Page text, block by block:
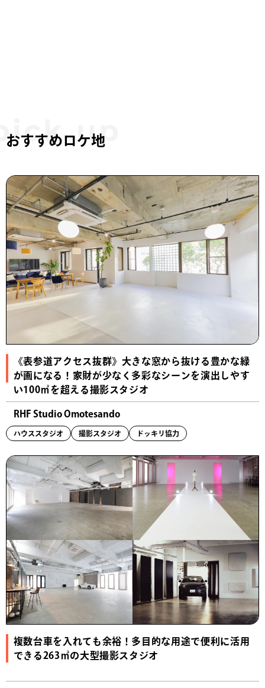
おすすめロケ地
《表参道アクセス抜群》大きな窓から抜ける豊かな緑
が画になる！家財が少なく多彩なシーンを演出しやす
い100㎡を超える撮影スタジオ
RHF Studio Omotesando
ハウススタジオ 撮影スタジオ ドッキリ協力
複数台車を入れても余裕！多目的な用途で便利に活用
できる263㎡の大型撮影スタジオ